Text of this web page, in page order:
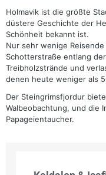
Holmavik ist die größte
düstere Geschichte der
Schönheit bekannt ist.
Nur sehr wenige
Schotterstraße entlang
Treibholzstrände und
denen heute weniger als
Der Steingrimsfjordur
Walbeobachtung, und die
Papageientaucher.